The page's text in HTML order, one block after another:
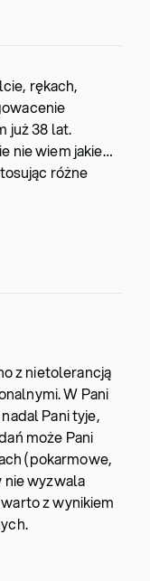
rękach,
już 38 lat.
nie wiem jakie…
różne
z nietolerancją
W Pani
Pani tyje,
może Pani
(pokarmowe,
wyzwala
z wynikiem